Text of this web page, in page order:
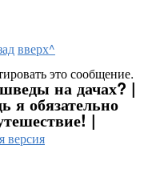
вверх^
это сообщение.
на дачах? |
я обязательно
|
версия